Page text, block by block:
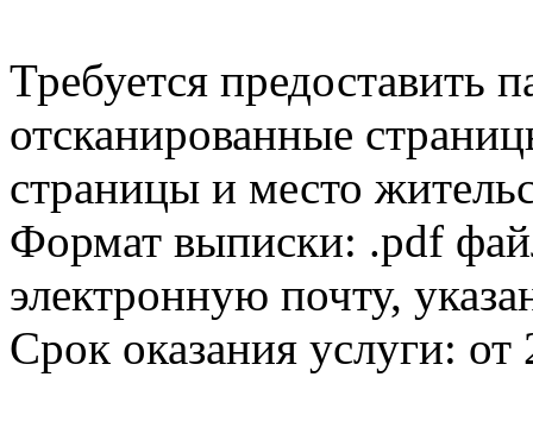
Требуется предоставить
отсканированные
страницы и место
Формат выписки: .pdf
электронную почту,
Срок оказания услуги: от